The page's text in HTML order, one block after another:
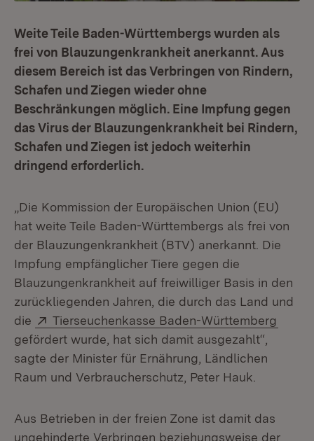
Weite Teile Baden-Württembergs wurden als
frei von Blauzungenkrankheit anerkannt. Aus
diesem Bereich ist das Verbringen von Rindern,
Schafen und Ziegen wieder ohne
Beschränkungen möglich. Eine Impfung gegen
das Virus der Blauzungenkrankheit bei Rindern,
Schafen und Ziegen ist jedoch weiterhin
dringend erforderlich.
„Die Kommission der Europäischen Union (EU)
hat weite Teile Baden-Württembergs als frei von
der Blauzungenkrankheit (BTV) anerkannt. Die
Impfung empfänglicher Tiere gegen die
Blauzungenkrankheit auf freiwilliger Basis in den
zurückliegenden Jahren, die durch das Land und
die
Extern:
Tierseuchenkasse Baden-Württemberg
gefördert wurde, hat sich damit ausgezahlt“,
sagte der Minister für Ernährung, Ländlichen
Raum und Verbraucherschutz, Peter Hauk.
Aus Betrieben in der freien Zone ist damit das
ungehinderte Verbringen beziehungsweise der